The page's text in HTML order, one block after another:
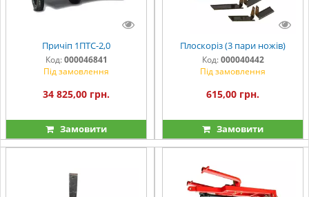
Причіп 1ПТС-2,0
Код: 000046841
Під замовлення
34 825,00 грн.
Замовити
Плоскоріз (3 пари ножів)
Код: 000040442
Під замовлення
615,00 грн.
Замовити